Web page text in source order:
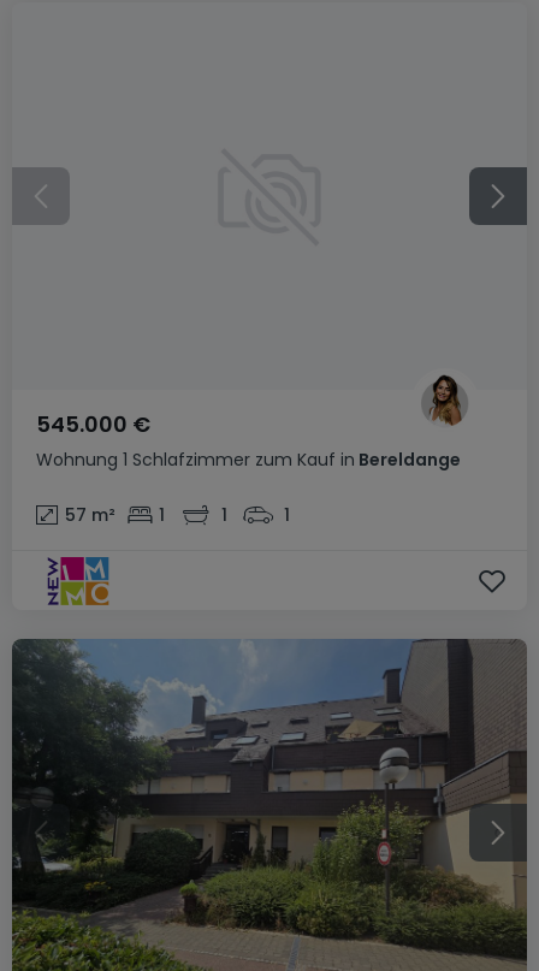
Wohnung 1 Schlafzimmer zum Kauf in Bereldange
545.000 €
57 m² 1 1 1